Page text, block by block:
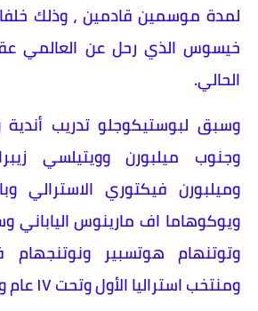
لمدة موسمين قادمين ، وذلك
خيسوس الذي رحل عن العالمي
الحالي.
وسبق لبوستيكوجلو تدريب
وجنوب ميلبورن وويتيلسي
وميلبورن فيكتوري الاسترالي
ويوكوهاما اف مارينوس الياباني
وتوتنهام هوتسبير ونوتنجهام
ومنتخب استراليا الأول وتحت ١٧ عام و ٢٠ عام.